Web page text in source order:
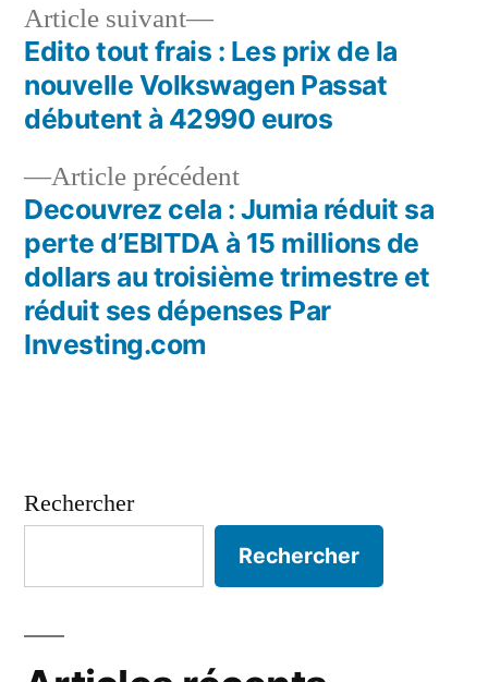
Navigation
de
l’article
Article précédentArticle
précédent :
Decouvrez cela : Jumia réduit sa
perte d’EBITDA à 15 millions de
dollars au troisième trimestre et
réduit ses dépenses Par
Investing.com
Article suivant
Article
suivant :
Edito tout frais : Les prix de la
nouvelle Volkswagen Passat
débutent à 42990 euros
Rechercher
Rechercher